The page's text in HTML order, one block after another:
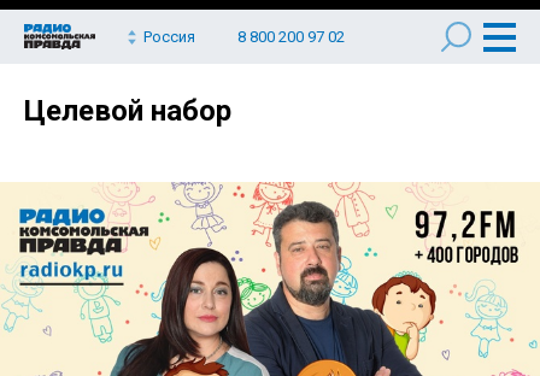
Россия 8 800 200 97 02
Целевой набор